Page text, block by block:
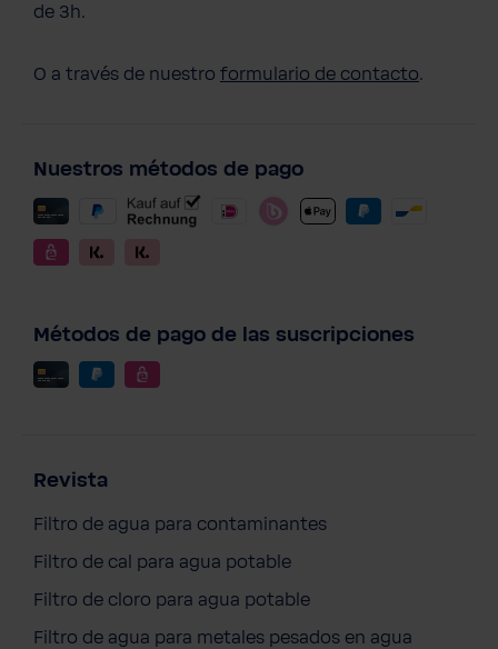
de 3h.
O a través de nuestro formulario de contacto.
Nuestros métodos de pago
Métodos de pago de las suscripciones
Revista
Filtro de agua para contaminantes
Filtro de cal para agua potable
Filtro de cloro para agua potable
Filtro de agua para metales pesados en agua